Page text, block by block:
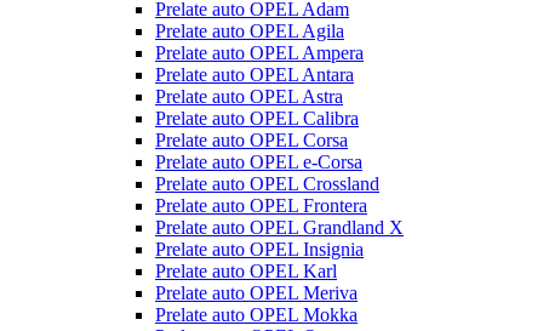
Prelate auto OPEL Adam
Prelate auto OPEL Agila
Prelate auto OPEL Ampera
Prelate auto OPEL Antara
Prelate auto OPEL Astra
Prelate auto OPEL Calibra
Prelate auto OPEL Corsa
Prelate auto OPEL e-Corsa
Prelate auto OPEL Crossland
Prelate auto OPEL Frontera
Prelate auto OPEL Grandland X
Prelate auto OPEL Insignia
Prelate auto OPEL Karl
Prelate auto OPEL Meriva
Prelate auto OPEL Mokka